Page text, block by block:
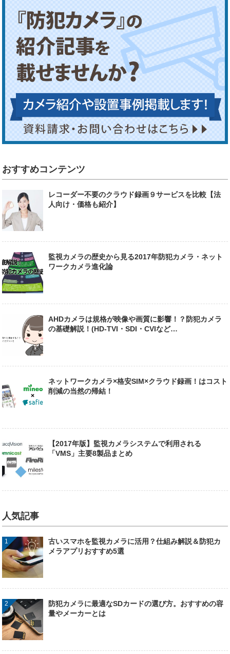
おすすめコンテンツ
レコーダー不要のクラウド録画９サービスを比較【法
人向け・価格も紹介】
監視カメラの歴史から見る2017年防犯カメラ・ネット
ワークカメラ進化論
AHDカメラは規格が映像や画質に影響！？防犯カメラ
の基礎解説！(HD-TVI・SDI・CVIなど…
ネットワークカメラ×格安SIM×クラウド録画！はコスト
削減の当然の帰結！
【2017年版】監視カメラシステムで利用される
「VMS」主要8製品まとめ
人気記事
古いスマホを監視カメラに活用？仕組み解説＆防犯カ
メラアプリおすすめ5選
防犯カメラに最適なSDカードの選び方。おすすめの容
量やメーカーとは